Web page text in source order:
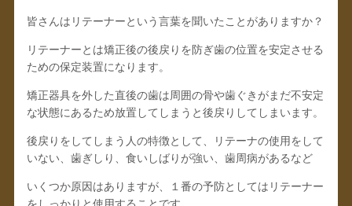
皆さんはリテーナーという言葉を聞いたことがありますか？
リテーナーとは矯正後の後戻りを防ぎ歯の位置を安定させる
ための保定装置になります。
矯正器具を外した直後の歯は周囲の骨や歯ぐきがまだ不安定
な状態にあるため放置してしまうと後戻りしてしまいます。
後戻りをしてしまう人の特徴として、リテーナの使用をして
いない、歯ぎしり、食いしばりが強い、歯周病があるなど
いくつか原因はありますが、１番の予防としてはリテーナー